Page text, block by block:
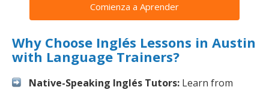
Comienza a Aprender
Why Choose Inglés Lessons in Austin
with Language Trainers?
Native-Speaking Inglés Tutors: Learn from